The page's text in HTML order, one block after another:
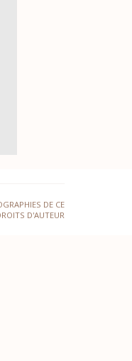
DE CE
D'AUTEUR